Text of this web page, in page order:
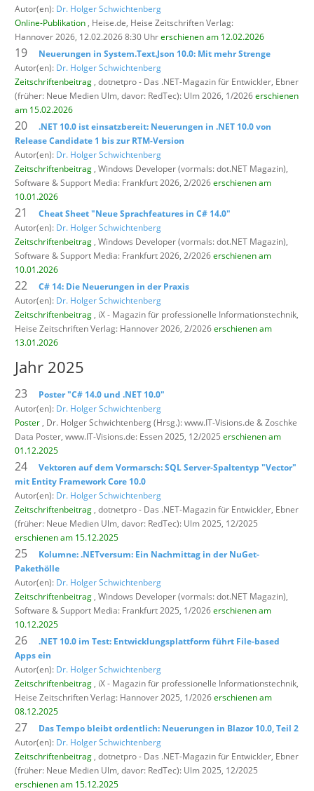
Autor(en): Dr. Holger Schwichtenberg
Online-Publikation , Heise.de, Heise Zeitschriften Verlag:
Hannover 2026, 12.02.2026 8:30 Uhrerschienen am 12.02.2026
19
Neuerungen in System.Text.Json 10.0: Mit mehr Strenge
Autor(en): Dr. Holger Schwichtenberg
Zeitschriftenbeitrag , dotnetpro - Das .NET-Magazin für Entwickler, Ebner
(früher: Neue Medien Ulm, davor: RedTec): Ulm 2026, 1/2026erschienen
am 15.02.2026
20
.NET 10.0 ist einsatzbereit: Neuerungen in .NET 10.0 von
Release Candidate 1 bis zur RTM-Version
Autor(en): Dr. Holger Schwichtenberg
Zeitschriftenbeitrag , Windows Developer (vormals: dot.NET Magazin),
Software & Support Media: Frankfurt 2026, 2/2026erschienen am
10.01.2026
21
Cheat Sheet "Neue Sprachfeatures in C# 14.0"
Autor(en): Dr. Holger Schwichtenberg
Zeitschriftenbeitrag , Windows Developer (vormals: dot.NET Magazin),
Software & Support Media: Frankfurt 2026, 2/2026erschienen am
10.01.2026
22
C# 14: Die Neuerungen in der Praxis
Autor(en): Dr. Holger Schwichtenberg
Zeitschriftenbeitrag , iX - Magazin für professionelle Informationstechnik,
Heise Zeitschriften Verlag: Hannover 2026, 2/2026erschienen am
13.01.2026
Jahr 2025
23
Poster "C# 14.0 und .NET 10.0"
Autor(en): Dr. Holger Schwichtenberg
Poster , Dr. Holger Schwichtenberg (Hrsg.): www.IT-Visions.de & Zoschke
Data Poster, www.IT-Visions.de: Essen 2025, 12/2025 erschienen am
01.12.2025
24
Vektoren auf dem Vormarsch: SQL Server-Spaltentyp "Vector"
mit Entity Framework Core 10.0
Autor(en): Dr. Holger Schwichtenberg
Zeitschriftenbeitrag , dotnetpro - Das .NET-Magazin für Entwickler, Ebner
(früher: Neue Medien Ulm, davor: RedTec): Ulm 2025, 12/2025
erschienen am 15.12.2025
25
Kolumne: .NETversum: Ein Nachmittag in der NuGet-
Pakethölle
Autor(en): Dr. Holger Schwichtenberg
Zeitschriftenbeitrag , Windows Developer (vormals: dot.NET Magazin),
Software & Support Media: Frankfurt 2025, 1/2026erschienen am
10.12.2025
26
.NET 10.0 im Test: Entwicklungsplattform führt File-based
Apps ein
Autor(en): Dr. Holger Schwichtenberg
Zeitschriftenbeitrag , iX - Magazin für professionelle Informationstechnik,
Heise Zeitschriften Verlag: Hannover 2025, 1/2026erschienen am
08.12.2025
27
Das Tempo bleibt ordentlich: Neuerungen in Blazor 10.0, Teil 2
Autor(en): Dr. Holger Schwichtenberg
Zeitschriftenbeitrag , dotnetpro - Das .NET-Magazin für Entwickler, Ebner
(früher: Neue Medien Ulm, davor: RedTec): Ulm 2025, 12/2025
erschienen am 15.12.2025